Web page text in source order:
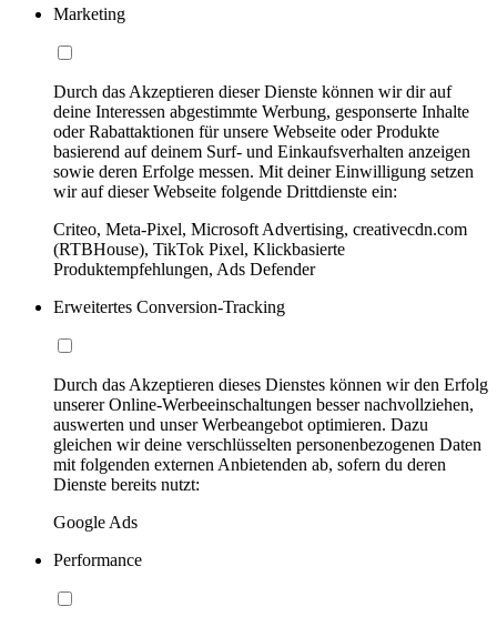
Marketing
Durch das Akzeptieren dieser Dienste können wir dir auf
deine Interessen abgestimmte Werbung, gesponserte Inhalte
oder Rabattaktionen für unsere Webseite oder Produkte
basierend auf deinem Surf- und Einkaufsverhalten anzeigen
sowie deren Erfolge messen. Mit deiner Einwilligung setzen
wir auf dieser Webseite folgende Drittdienste ein:
Criteo, Meta-Pixel, Microsoft Advertising, creativecdn.com
(RTBHouse), TikTok Pixel, Klickbasierte
Produktempfehlungen, Ads Defender
Erweitertes Conversion-Tracking
Durch das Akzeptieren dieses Dienstes können wir den Erfolg
unserer Online-Werbeeinschaltungen besser nachvollziehen,
auswerten und unser Werbeangebot optimieren. Dazu
gleichen wir deine verschlüsselten personenbezogenen Daten
mit folgenden externen Anbietenden ab, sofern du deren
Dienste bereits nutzt:
Google Ads
Performance